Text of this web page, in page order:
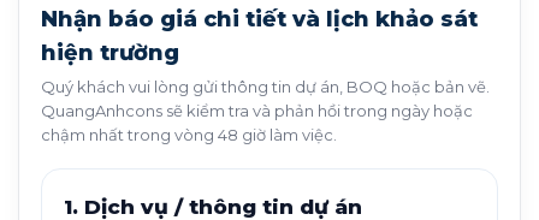
Nhận báo giá chi tiết và lịch khảo sát
hiện trường
Quý khách vui lòng gửi thông tin dự án, BOQ hoặc bản vẽ.
QuangAnhcons sẽ kiểm tra và phản hồi trong ngày hoặc
chậm nhất trong vòng 48 giờ làm việc.
1. Dịch vụ / thông tin dự án